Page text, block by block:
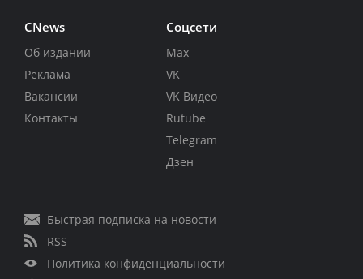
CNews
Об издании
Реклама
Вакансии
Контакты
Соцсети
Max
VK
VK Видео
Rutube
Telegram
Дзен
Быстрая подписка на новости
RSS
Политика конфиденциальности